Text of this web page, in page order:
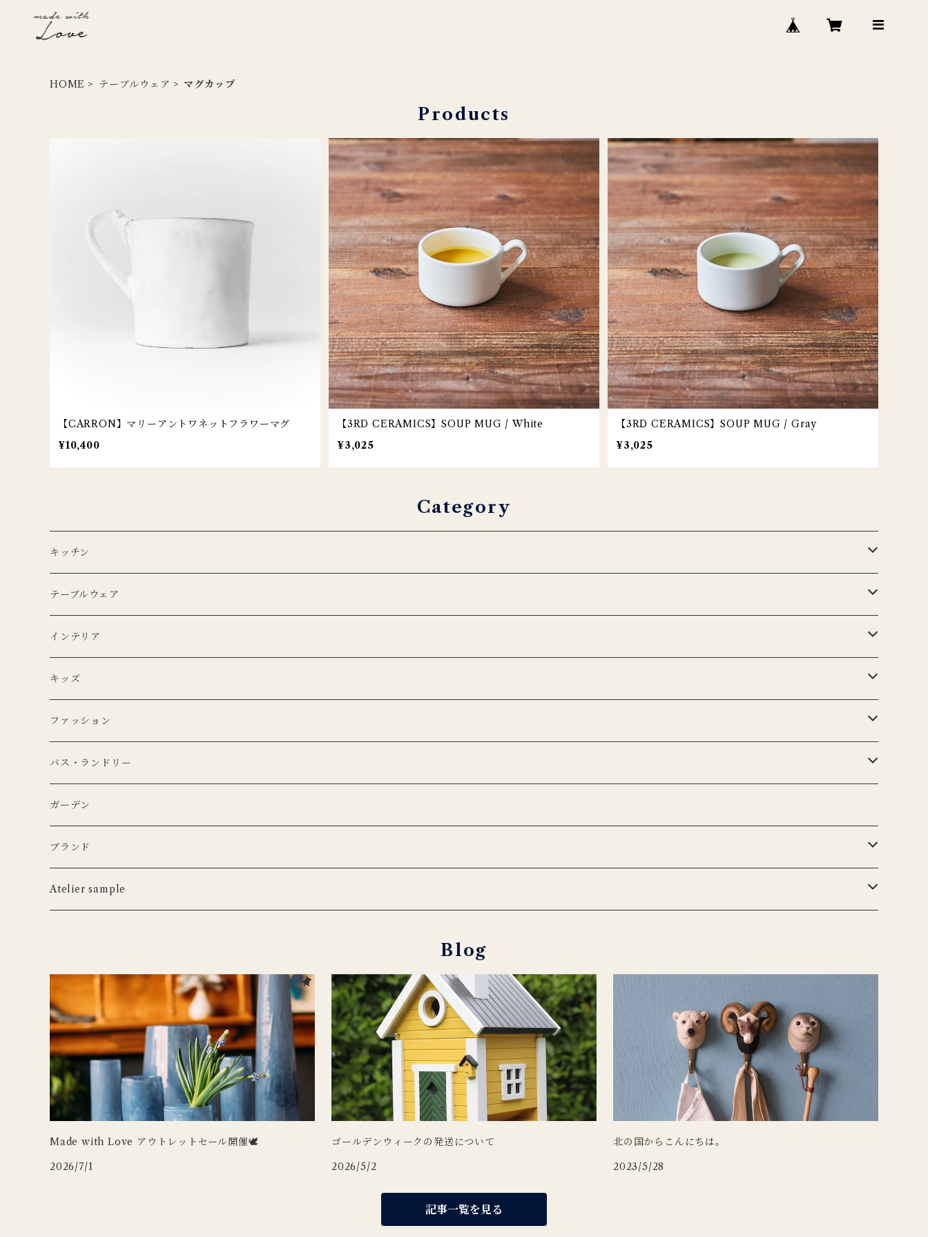
HOME テーブルウェア マグカップ
Products
【CARRON】マリーアントワネットフラワーマグ
¥10,400
【3RD CERAMICS】SOUP MUG / White
¥3,025
【3RD CERAMICS】SOUP MUG / Gray
¥3,025
Category
キッチン
エプロン
Lino e Lina
BERTOZZI
キッチンクロス
Lino e Lina
テーブルウェア
プレート
CARRON
ボウル
CARRON
KANEKO KOHYO POTTERY
マグカップ
CARRON
3RD CERAMICS
グラス
KIMOTO GLASS TOKYO
LSA
カトラリー
Cutipol
ナプキンリング
WILDLIFE GARDEN
ウッドボード
インテリア
ポータブルランプ
マイクロシリーズ
クラシックシリーズ
LEDキャンドル
LEDキャンドル
Uyuni Lithing
キャンドルホルダー
LSA
DEKO candle
アニマルフック
オブジェ
フラワーベース
３RD CERAMICS
iittala
CARRON
ルームシューズ
tronco
カードホルダー
ラグ
その他インテリア
3RD CERAMICS
キッズ
ぬいぐるみ
ピロー
ファッション
トートバッグ
CARRON
サスペンダー
BERTELLES
ポーチ
tronco
バス・ランドリー
タオル
ガーデン
ブランド
Blabla Kids
DOING GOODS
DUTCH DELUXES
OFFICINA NATURALIS
Uyuni Lighting
Wildlife Garden
Atelier sample
Blog
Made with Love アウトレットセール開催🕊
2026/7/1
ゴールデンウィークの発送について
2026/5/2
北の国からこんにちは。
2023/5/28
記事一覧を見る